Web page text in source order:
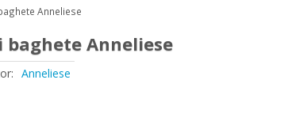
Anneliese
baghete Anneliese
Anneliese